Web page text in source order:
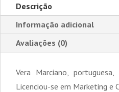
Descrição
Informação adicional
Avaliações (0)
Vera Marciano,
Licenciou-se em Marketing e